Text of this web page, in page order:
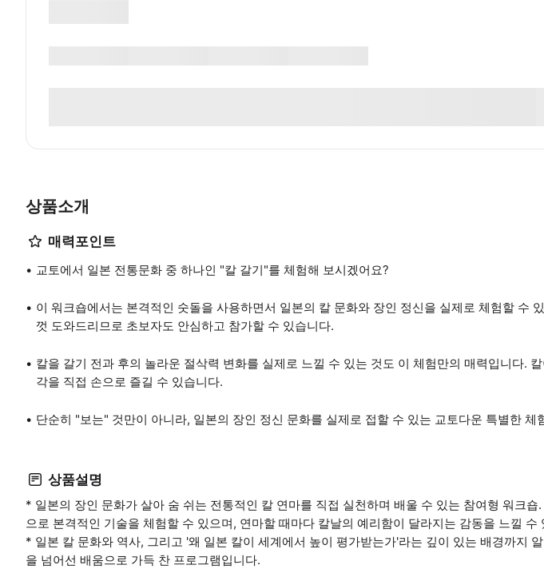
상품소개
매력포인트
교토에서 일본 전통문화 중 하나인 "칼 갈기"를 체험해 보시겠어요?
이 워크숍에서는 본격적인 숫돌을 사용하면서 일본의 칼 문화와 장인 정신을 실제로 체험할 수
껏 도와드리므로 초보자도 안심하고 참가할 수 있습니다.
칼을 갈기 전과 후의 놀라운 절삭력 변화를 실제로 느낄 수 있는 것도 이 체험만의 매력입니다.
각을 직접 손으로 즐길 수 있습니다.
단순히 "보는" 것만이 아니라, 일본의 장인 정신 문화를 실제로 접할 수 있는 교토다운 특별한 체
상품설명
* 일본의 장인 문화가 살아 숨 쉬는 전통적인 칼 연마를 직접 실천하며 배울 수 있는 참여형 워크숍
으로 본격적인 기술을 체험할 수 있으며, 연마할 때마다 칼날의 예리함이 달라지는 감동을 느낄 수
* 일본 칼 문화와 역사, 그리고 '왜 일본 칼이 세계에서 높이 평가받는가'라는 깊이 있는 배경까지
을 넘어선 배움으로 가득 찬 프로그램입니다.